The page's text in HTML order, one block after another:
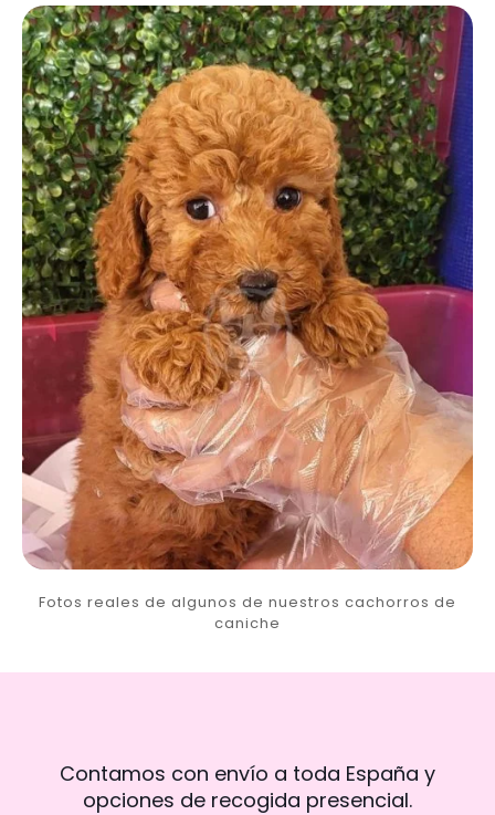
Fotos reales de algunos de nuestros cachorros de
caniche
Contamos con envío a toda España y
opciones de recogida presencial.